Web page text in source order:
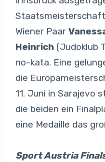
Wiener Paar
Heinrich (Judoklub
no-kata. Eine
die
11. Juni in Sarajevo
die beiden ein
eine Medaille das
Sport Austria